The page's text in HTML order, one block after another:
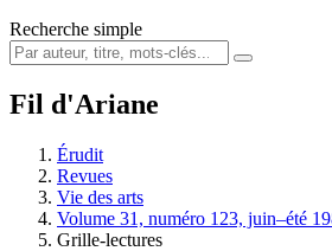
Recherche simple
Fil d'Ariane
Érudit
Revues
Vie des arts
Volume 31, numéro 123, juin–été
Grille-lectures